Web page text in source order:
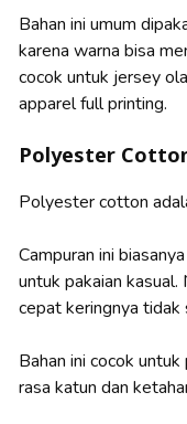
Bahan ini umum
karena warna bisa
cocok untuk jersey
apparel full printing.
Polyester
Polyester cotton
Campuran ini
untuk pakaian kasual.
cepat keringnya
Bahan ini cocok
rasa katun dan